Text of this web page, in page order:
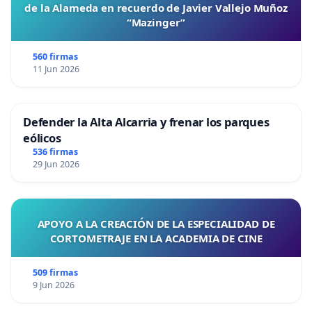
de la Alameda en recuerdo de Javier Vallejo Muñoz
“Mazinger”
560 firmas
11 Jun 2026
Defender la Alta Alcarria y frenar los parques
eólicos
536 firmas
29 Jun 2026
APOYO A LA CREACIÓN DE LA ESPECIALIDAD DE
CORTOMETRAJE EN LA ACADEMIA DE CINE
509 firmas
9 Jun 2026